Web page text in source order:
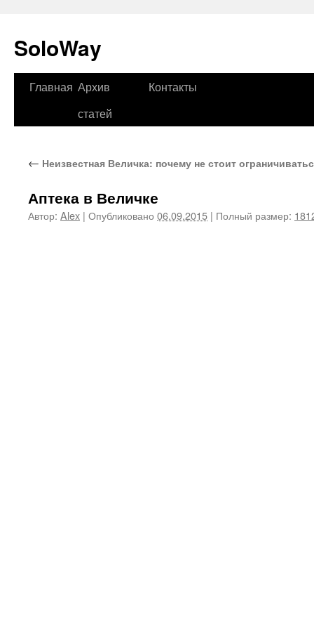
SoloWay
Перейти
Главная Архив
статей
Контакты
← Неизвестная Величка: почему не стоит
Аптека в Величке
Автор: Alex | Опубликовано 06.09.2015 | Полный размер: